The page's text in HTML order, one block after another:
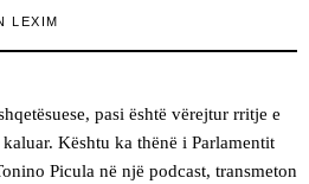
LEXIM
pasi është vërejtur rritje e
Kështu ka thënë i Parlamentit
Picula në një podcast, transmeton